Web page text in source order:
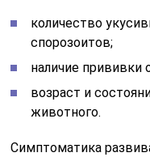
количество
спорозоитов;
наличие прививки
возраст и
животного.
Симптоматика